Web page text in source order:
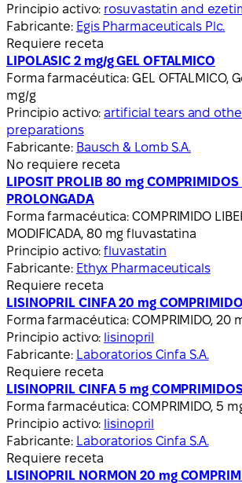
Principio activo: rosuvastatin and
Fabricante: Egis Pharmaceuticals Plc.
Requiere receta
LIPOLASIC 2 mg/g GEL OFTALMICO
Forma farmacéutica: GEL OFTALMICO,
mg/g
Principio activo:artificial tears and
preparations
Fabricante: Bausch & Lomb S.A.
No requiere receta
LIPOSIT PROLIB 80 mg COMPRIMIDOS
PROLONGADA
Forma farmacéutica: COMPRIMIDO
MODIFICADA, 80 mg fluvastatina
Principio activo:fluvastatin
Fabricante: Ethyx Pharmaceuticals
Requiere receta
LISINOPRIL CINFA 20 mg
Forma farmacéutica: COMPRIMIDO, 20
Principio activo: lisinopril
Fabricante: Laboratorios Cinfa S.A.
Requiere receta
LISINOPRIL CINFA 5 mg
Forma farmacéutica: COMPRIMIDO, 5
Principio activo: lisinopril
Fabricante: Laboratorios Cinfa S.A.
Requiere receta
LISINOPRIL NORMON 20 mg